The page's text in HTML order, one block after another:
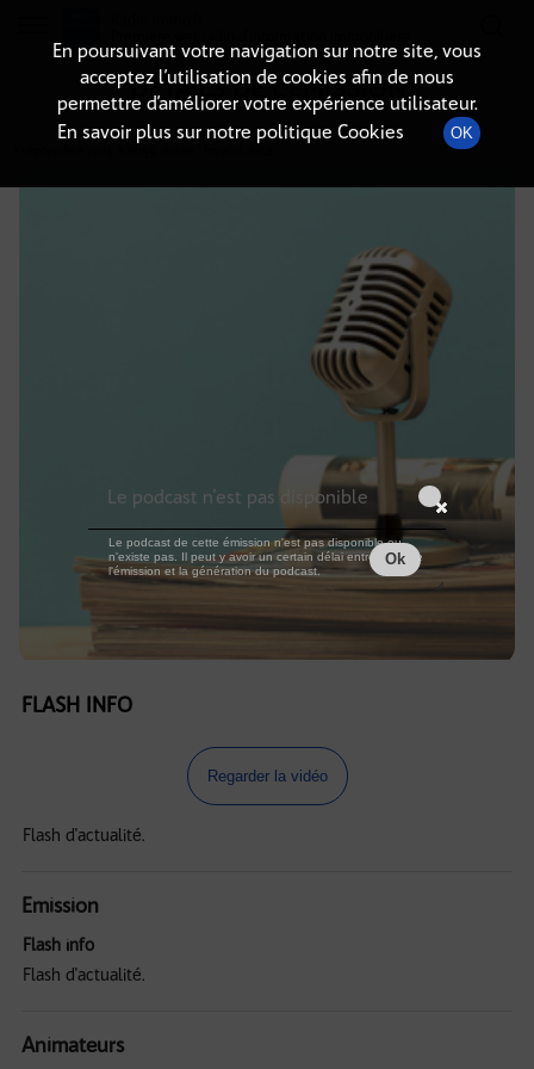
DÉTAILS DE L'ÉMISSION
FLASH INFO
Regarder la vidéo
Flash d'actualité.
Emission
Flash info
Flash d'actualité.
Animateurs
En poursuivant votre navigation sur notre site, vous
acceptez l’utilisation de cookies afin de nous
permettre d’améliorer votre expérience utilisateur.
En savoir plus sur notre politique Cookies
OK
Le podcast n'est pas disponible
Le podcast de cette émission n'est pas disponible ou
n'existe pas. Il peut y avoir un certain délai entre la fin de
l'émission et la génération du podcast.
Ok